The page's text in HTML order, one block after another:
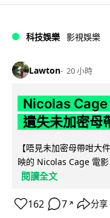
科技娛樂 影視娛樂
Lawton 20 小時
Nicolas
遺失未加密母
【唔見未加密母帶咁
映的 Nicolas Cage 電
閱讀全文
162 7 ↗ 分享